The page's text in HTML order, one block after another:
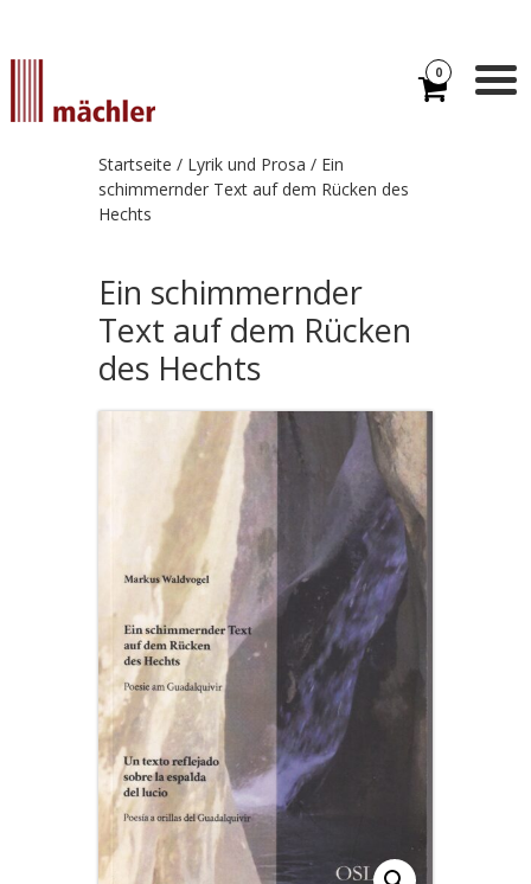
0
Startseite / Lyrik und Prosa / Ein
schimmernder Text auf dem Rücken des
Hechts
Ein schimmernder
Text auf dem Rücken
des Hechts